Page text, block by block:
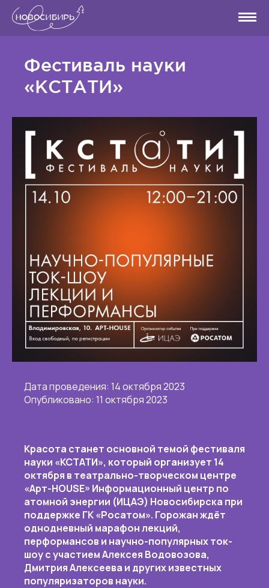
Фестиваль науки
«КСТАТИ»
Дата проведения: 14 октября 2023
Опубликовано: 11 октября 2023
Красота станет основной темой фестиваля
науки «КСТАТИ», который организует 14
октября в театрально-творческом центре
«Арт-HOUSE» Информационный центр по
атомной энергии (ИЦАЭ) Новосибирска при
поддержке ГК «Росатом». Горожан ждёт
однодневный марафон лекций,
перформансов и научно-популярных ток-
шоу с участием Алексея Водовозова,
Дмитрия Алексеева и других известных
популяризаторов науки.